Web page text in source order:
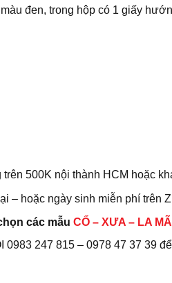
đen, trong hộp có 1 giấy
500K nội thành HCM hoặc
– hoặc ngày sinh miễn phí trên
các mẫu CỔ – XƯA – LA
0983 247 815 – 0978 47 37 39